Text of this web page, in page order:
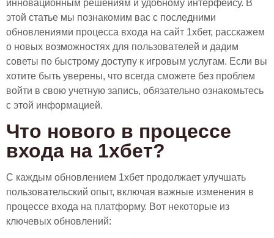
инновационным решениям и удобному интерфейсу. В
этой статье мы познакомим вас с последними
обновлениями процесса входа на сайт 1хбет, расскажем
о новых возможностях для пользователей и дадим
советы по быстрому доступу к игровым услугам. Если вы
хотите быть уверены, что всегда сможете без проблем
войти в свою учетную запись, обязательно ознакомьтесь
с этой информацией.
Что нового в процессе
входа на 1хбет?
С каждым обновлением 1хбет продолжает улучшать
пользовательский опыт, включая важные изменения в
процессе входа на платформу. Вот некоторые из
ключевых обновлений: